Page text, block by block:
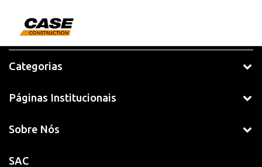
Categorias
Páginas Institucionais
Sobre Nós
SAC